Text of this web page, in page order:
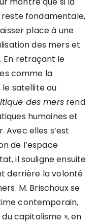
fondamentale,
place à une
des mers et
En retraçant le
comme la
satellite ou
des mersrend
humaines et
elles s’est
de l’espace
il souligne ensuite
derrière la volonté
M. Brischoux se
contemporain,
capitalisme », en